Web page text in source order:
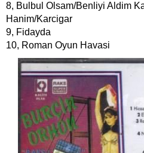
8, Bulbul Olsam/Benliyi Aldim
Hanim/Karcigar
9, Fidayda
10, Roman Oyun Havasi